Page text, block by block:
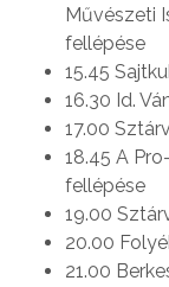
Művészeti
fellépése
15.45
16.30 Id.
17.00
18.45 A
fellépése
19.00
20.00
21.00